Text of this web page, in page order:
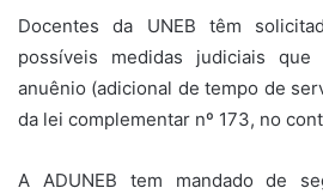
Docentes da UNEB têm
possíveis medidas judiciais
anuênio (adicional de tempo de
da lei complementar nº 173, no
A ADUNEB tem mandado de